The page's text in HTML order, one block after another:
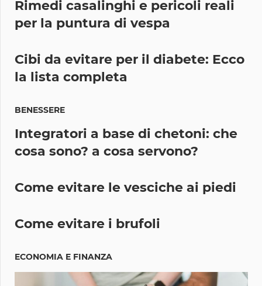
Rimedi casalinghi e pericoli reali
per la puntura di vespa
Cibi da evitare per il diabete: Ecco
la lista completa
BENESSERE
Integratori a base di chetoni: che
cosa sono? a cosa servono?
Come evitare le vesciche ai piedi
Come evitare i brufoli
ECONOMIA E FINANZA